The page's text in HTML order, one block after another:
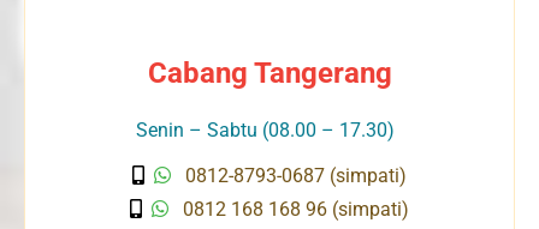
Cabang Tangerang
Senin – Sabtu (08.00 – 17.30)
0812-8793-0687 (simpati)
0812 168 168 96 (simpati)